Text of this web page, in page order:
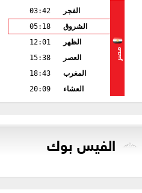
مصر
الفجر
03:42
الشروق
05:18
الظهر
12:01
العصر
15:38
المغرب
18:43
العشاء
20:09
الفيس بوك